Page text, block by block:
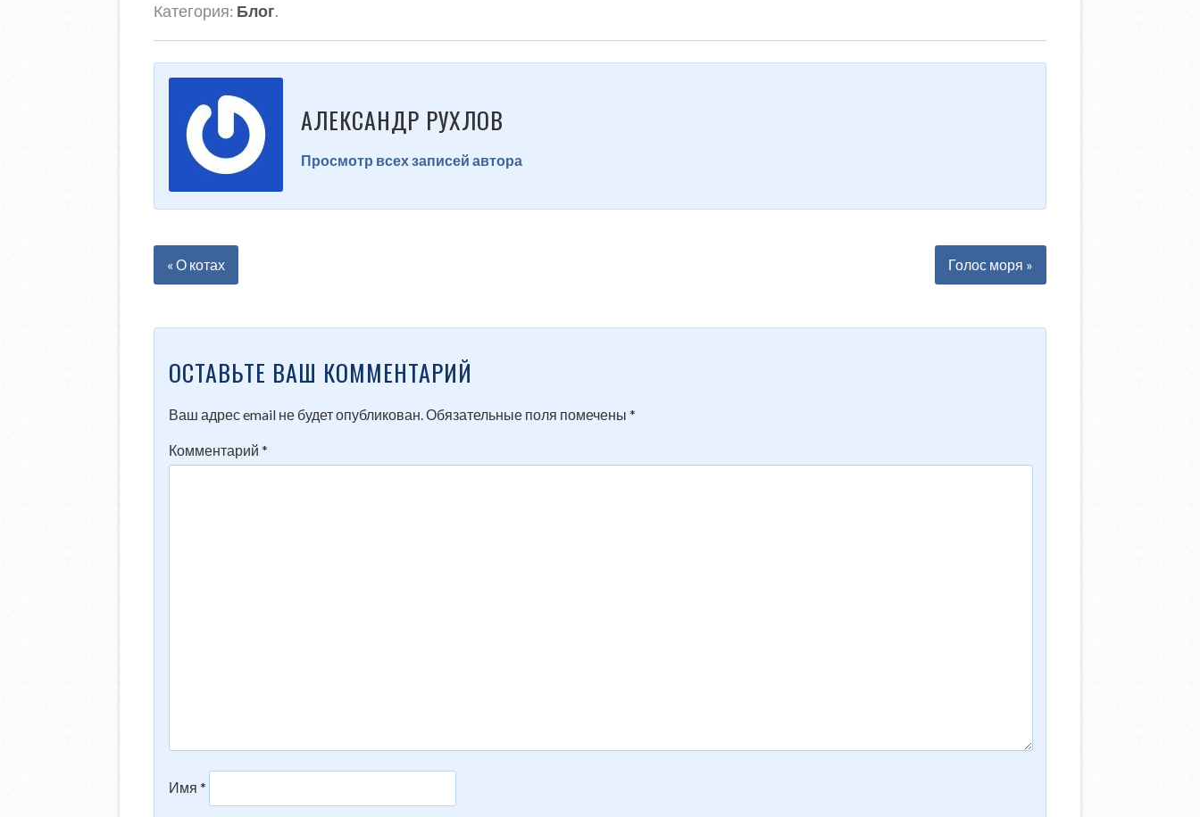
Категория: Блог.
АЛЕКСАНДР РУХЛОВ
Просмотр всех записей автора
« О котах Голос моря »
ОСТАВЬТЕ ВАШ КОММЕНТАРИЙ
Ваш адрес email не будет опубликован.Обязательные поля помечены*
Комментарий*
Имя*